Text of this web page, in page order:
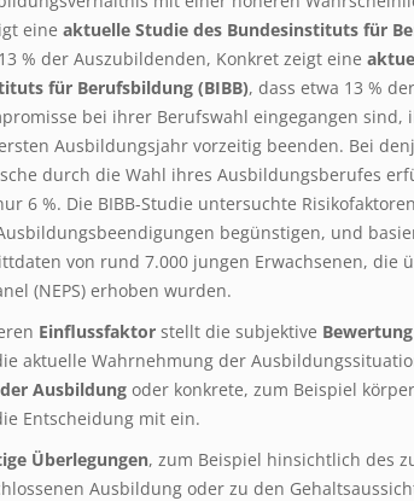
eine aktuelle Studie des Bundesinstituts für
% der Auszubildenden, Konkret zeigt eine
für Berufsbildung (BIBB), dass etwa 13 %
bei ihrer Berufswahl eingegangen sind,
Ausbildungsjahr vorzeitig beenden. Bei
durch die Wahl ihres Ausbildungsberufes
6 %. Die BIBB-Studie untersuchte
begünstigen, und
von rund 7.000 jungen Erwachsenen, die
(NEPS) erhoben wurden.
Einflussfaktor stellt die subjektive
aktuelle Wahrnehmung der
Ausbildung oder konkrete, zum Beispiel
Entscheidung mit ein.
Überlegungen, zum Beispiel hinsichtlich des
Ausbildung oder zu den